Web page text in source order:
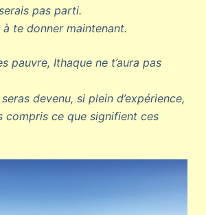
pas parti.
à te donner maintenant.
pauvre, Ithaque ne t’aura pas
devenu, si plein d’expérience,
compris ce que signifient ces